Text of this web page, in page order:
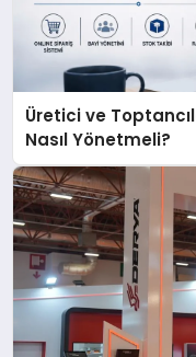
Üretici ve
Nasıl Yönetmeli?